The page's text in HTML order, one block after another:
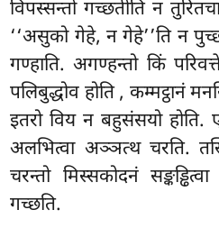
विपस्सन्तो गच्छतीति न
‘‘असुको गेहे, न गेहे’’ति न
गण्हाति. अगण्हन्तो किं
पलिबुद्धोव होति, कम्मट्ठानं
इतरो विय न बहुसंसयो होति.
अलभित्वा अञ्ञत्थ चरति.
चरन्तो मिस्सकोदनं
गच्छति.